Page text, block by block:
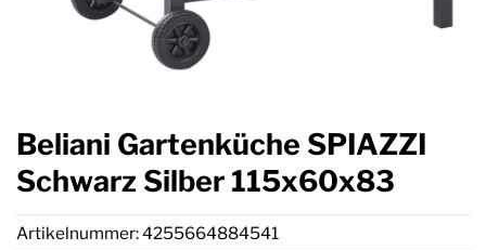
Beliani Gartenküche SPIAZZI
Schwarz Silber 115x60x83
Artikelnummer:4255664884541